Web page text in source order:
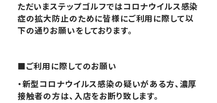
ただいまステップゴルフではコロナウイルス感染
症の拡大防止のために皆様にご利用に際して以
下の通りお願いをしております。
■ご利用に際してのお願い
・新型コロナウイルス感染の疑いがある方、濃厚
接触者の方は、入店をお断り致します。